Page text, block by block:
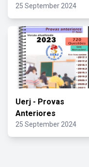
25 September 2024
Uerj - Provas
Anteriores
25 September 2024